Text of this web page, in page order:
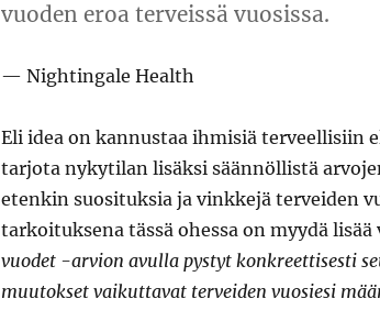
vuoden eroa terveissä vuosissa.
Nightingale Health
Eli idea on kannustaa ihmisiä terveellisiin
tarjota nykytilan lisäksi säännöllistä
etenkin suosituksia ja vinkkejä terveiden
tarkoituksena tässä ohessa on myydä
vuodet -arvion avulla pystyt konkreettisesti
muutokset vaikuttavat terveiden vuosiesi